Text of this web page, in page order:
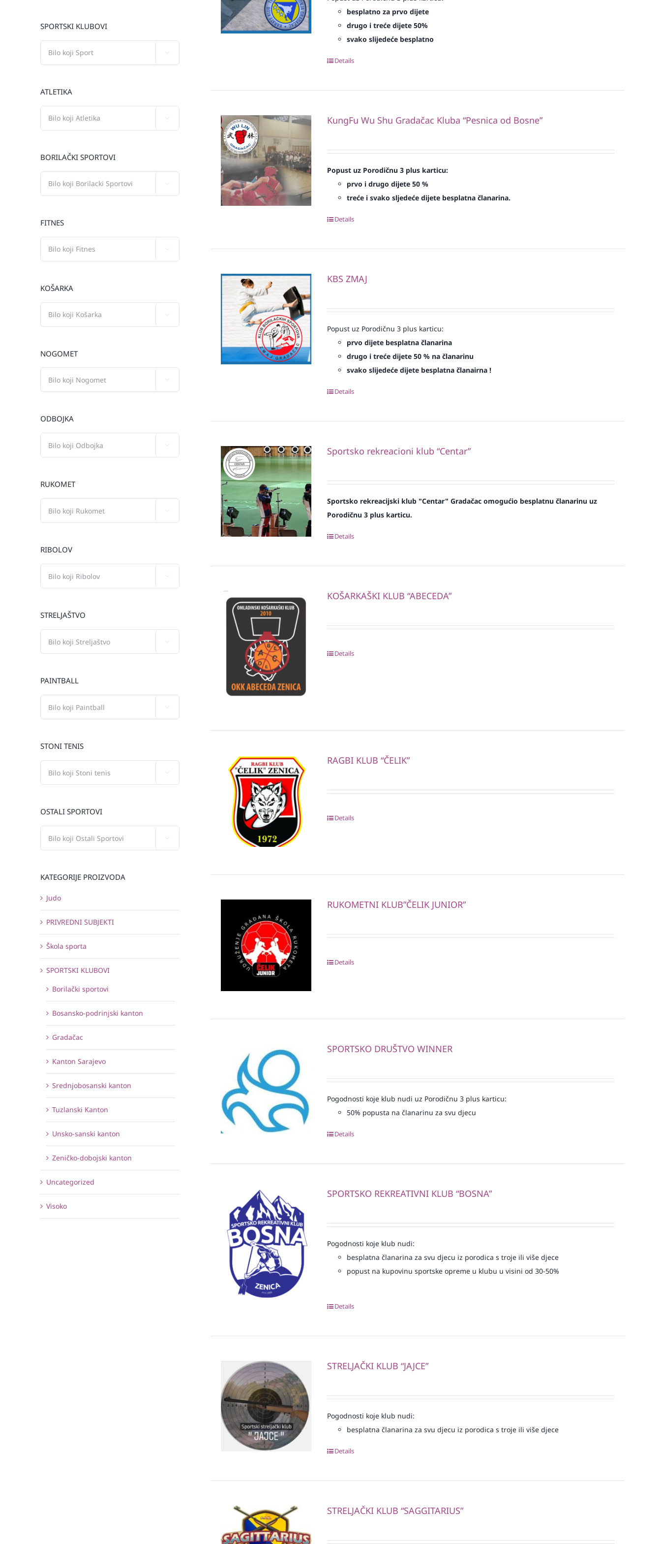
besplatno za prvo dijete
drugo i treće dijete 50%
svako slijedeće besplatno
Details
KungFu Wu Shu Gradačac Kluba “Pesnica od Bosne”
Popust uz Porodičnu 3 plus karticu:
prvo i drugo dijete 50 %
treće i svako sljedeće dijete besplatna članarina.
Details
KBS ZMAJ
Popust uz Porodičnu 3 plus karticu:
prvo dijete besplatna članarina
drugo i treće dijete 50 % na članarinu
svako slijedeće dijete besplatna članairna !
Details
Sportsko rekreacioni klub “Centar”
Sportsko rekreacijski klub "Centar" Gradačac omogućio besplatnu članarinu uz
Porodičnu 3 plus karticu.
Details
KOŠARKAŠKI KLUB “ABECEDA”
Details
RAGBI KLUB “ČELIK”
Details
RUKOMETNI KLUB”ČELIK JUNIOR”
Details
SPORTSKO DRUŠTVO WINNER
Pogodnosti koje klub nudi uz Porodičnu 3 plus karticu:
50% popusta na članarinu za svu djecu
Details
SPORTSKO REKREATIVNI KLUB “BOSNA”
Pogodnosti koje klub nudi:
besplatna članarina za svu djecu iz porodica s troje ili više djece
popust na kupovinu sportske opreme u klubu u visini od 30-50%
Details
STRELJAČKI KLUB “JAJCE”
Pogodnosti koje klub nudi:
besplatna članarina za svu djecu iz porodica s troje ili više djece
Details
STRELJAČKI KLUB “SAGGITARIUS”
SPORTSKI KLUBOVI
ATLETIKA
BORILAČKI SPORTOVI
FITNES
KOŠARKA
NOGOMET
ODBOJKA
RUKOMET
RIBOLOV
STRELJAŠTVO
PAINTBALL
STONI TENIS
OSTALI SPORTOVI
KATEGORIJE PROIZVODA
Judo
PRIVREDNI SUBJEKTI
Škola sporta
SPORTSKI KLUBOVI
Borilački sportovi
Bosansko-podrinjski kanton
Gradačac
Kanton Sarajevo
Srednjobosanski kanton
Tuzlanski Kanton
Unsko-sanski kanton
Zeničko-dobojski kanton
Uncategorized
Visoko